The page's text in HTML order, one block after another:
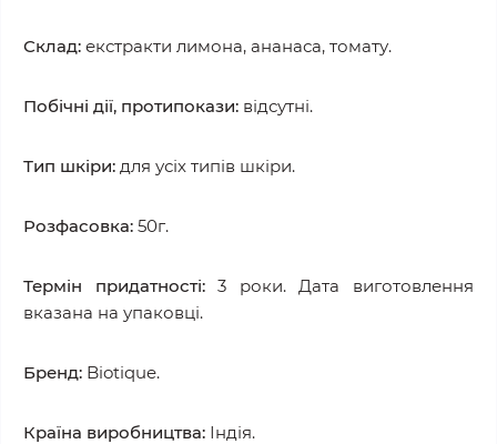
Склад: екстракти лимона, ананаса, томату.
Побічні дії, протипокази: відсутні.
Тип шкіри: для усіх типів шкіри.
Розфасовка: 50г.
Термін придатності:3 роки. Дата виготовлення
вказана на упаковці.
Бренд: Biotique.
Країна виробництва: Індія.